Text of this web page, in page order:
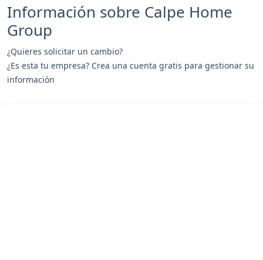
Información sobre Calpe Home
Group
¿Quieres solicitar un cambio?
¿Es esta tu empresa? Crea una cuenta gratis para gestionar su
información